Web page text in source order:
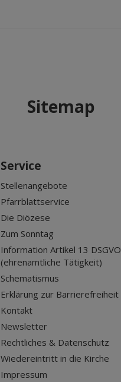
Sitemap
Service
Stellenangebote
Pfarrblattservice
Die Diözese
Zum Sonntag
Information Artikel 13 DSGVO
(ehrenamtliche Tätigkeit)
Schematismus
Erklärung zur Barrierefreiheit
Kontakt
Newsletter
Rechtliches & Datenschutz
Wiedereintritt in die Kirche
Impressum